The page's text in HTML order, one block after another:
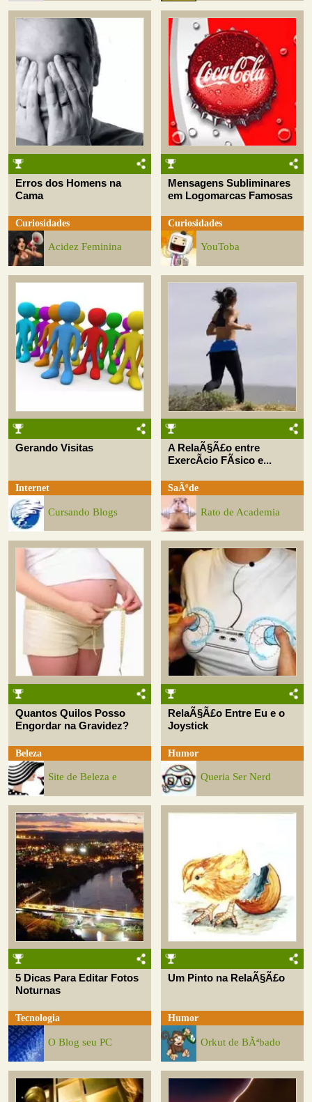
Erros dos Homens na
Cama
Curiosidades
Acidez Feminina
Mensagens Subliminares
em Logomarcas Famosas
Curiosidades
YouToba
Gerando Visitas
Internet
Cursando Blogs
A RelaÃ§Ã£o entre
ExercÃ­cio FÃ­sico e...
SaÃºde
Rato de Academia
Quantos Quilos Posso
Engordar na Gravidez?
Beleza
Site de Beleza e
RelaÃ§Ã£o Entre Eu e o
Joystick
Humor
Queria Ser Nerd
5 Dicas Para Editar Fotos
Noturnas
Tecnologia
O Blog seu PC
Um Pinto na RelaÃ§Ã£o
Humor
Orkut de BÃªbado